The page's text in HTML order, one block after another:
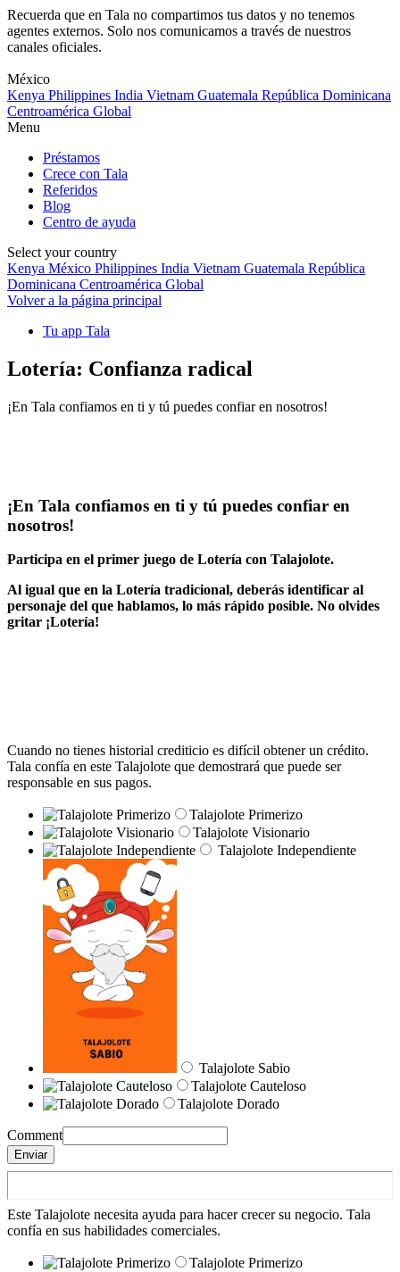
Recuerda que en Tala no compartimos tus datos y no tenemos
agentes externos. Solo nos comunicamos a través de nuestros
canales oficiales.
to
content
México
Kenya Philippines India Vietnam Guatemala República Dominicana
Centroamérica Global
Menu
Préstamos
Crece con Tala
Referidos
Blog
Centro de ayuda
Select your country
Kenya México Philippines India Vietnam Guatemala República
Dominicana Centroamérica Global
Volver a la página principal
Tu app Tala
Lotería: Confianza radical
¡En Tala confiamos en ti y tú puedes confiar en nosotros!
¡En Tala confiamos en ti y tú puedes confiar en
nosotros!
Participa en el primer juego de Lotería con Talajolote.
Al igual que en la Lotería tradicional, deberás identificar al
personaje del que hablamos, lo más rápido posible. No olvides
gritar ¡Lotería!
Cuando no tienes historial crediticio es difícil obtener un crédito.
Tala confía en este Talajolote que demostrará que puede ser
responsable en sus pagos.
Talajolote Primerizo
Talajolote Visionario
Talajolote Independiente
Talajolote Sabio
Talajolote Cauteloso
Talajolote Dorado
Comment
Enviar
Este Talajolote necesita ayuda para hacer crecer su negocio. Tala
confía en sus habilidades comerciales.
Talajolote Primerizo